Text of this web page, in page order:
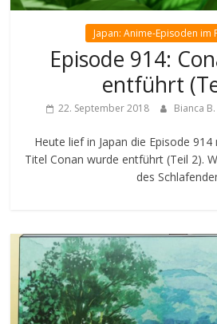
Japan: Anime-Episoden im
Episode 914:
entführt
22. September 2018 Bianca B.
Heute lief in Japan die Episode
Titel Conan wurde entführt (Teil 2).
des